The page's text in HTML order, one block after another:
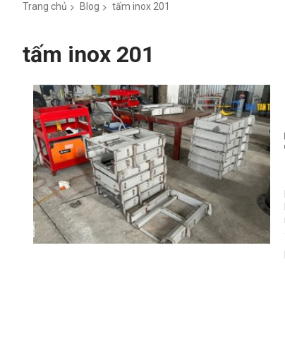
Trang chủ Blog tấm inox 201
tấm inox 201